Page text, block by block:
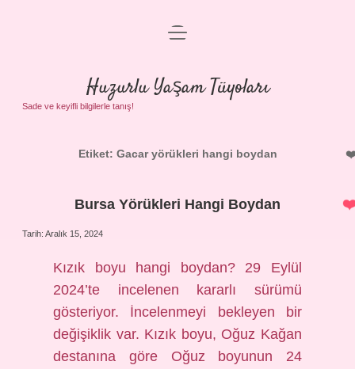
Anasayfa
menüyü
aç
Huzurlu Yaşam Tüyoları
Sade ve keyifli bilgilerle tanış!
Etiket: Gacar yörükleri hangi boydan
Bursa Yörükleri Hangi Boydan
Tarih: Aralık 15, 2024
Kızık boyu hangi boydan? 29 Eylül
2024’te incelenen kararlı sürümü
gösteriyor. İncelenmeyi bekleyen bir
değişiklik var. Kızık boyu, Oğuz Kağan
destanına göre Oğuz boyunun 24